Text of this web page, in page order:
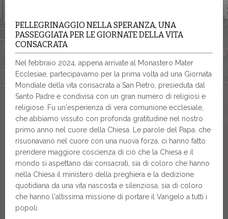
PELLEGRINAGGIO NELLA SPERANZA, UNA
PASSEGGIATA PER LE GIORNATE DELLA VITA
CONSACRATA
Nel febbraio 2024, appena arrivate al Monastero Mater
Ecclesiae, partecipavamo per la prima volta ad una Giornata
Mondiale della vita consacrata a San Pietro, presieduta dal
Santo Padre e condivisa con un gran numero di religiosi e
religiose. Fu un'esperienza di vera comunione ecclesiale,
che abbiamo vissuto con profonda gratitudine nel nostro
primo anno nel cuore della Chiesa. Le parole del Papa, che
risuonavano nel cuore con una nuova forza, ci hanno fatto
prendere maggiore coscienza di ciò che la Chiesa e il
mondo si aspettano dai consacrati, sia di coloro che hanno
nella Chiesa il ministero della preghiera e la dedizione
quotidiana da una vita nascosta e silenziosa, sia di coloro
che hanno l'altissima missione di portare il Vangelo a tutti i
popoli.